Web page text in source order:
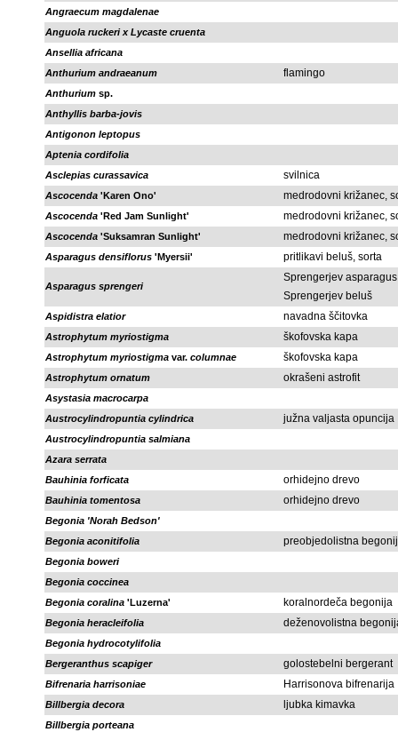
Angraecum magdalenae
Anguola ruckeri x Lycaste cruenta
Ansellia africana
Anthurium andraeanum
flamingo
Anthurium sp.
Anthyllis barba-jovis
Antigonon leptopus
Aptenia cordifolia
Asclepias curassavica
svilnica
Ascocenda 'Karen Ono' medrodovni križanec,
Ascocenda 'Red Jam Sunlight' medrodovni križanec,
Ascocenda 'Suksamran Sunlight' medrodovni križanec,
Asparagus densiflorus 'Myersii' pritlikavi beluš, sorta
Asparagus sprengeri
Sprengerjev
Sprengerjev beluš
Aspidistra elatior navadna ščitovka
Astrophytum myriostigma škofovska kapa
Astrophytum myriostigma var. columnae škofovska kapa
Astrophytum ornatum okrašeni astrofit
Asystasia macrocarpa
Austrocylindropuntia cylindrica
južna valjasta opuncija
Austrocylindropuntia salmiana
Azara serrata
Bauhinia forficata
orhidejno drevo
Bauhinia tomentosa orhidejno drevo
Begonia 'Norah Bedson'
Begonia aconitifolia
preobjedolistna
Begonia boweri
Begonia coccinea
Begonia coralina 'Luzerna' koralnordeča begonija
Begonia heracleifolia deženovolistna
Begonia hydrocotylifolia
Bergeranthus scapiger
golostebelni bergerant
Bifrenaria harrisoniae Harrisonova bifrenarija
Billbergia decora ljubka kimavka
Billbergia porteana